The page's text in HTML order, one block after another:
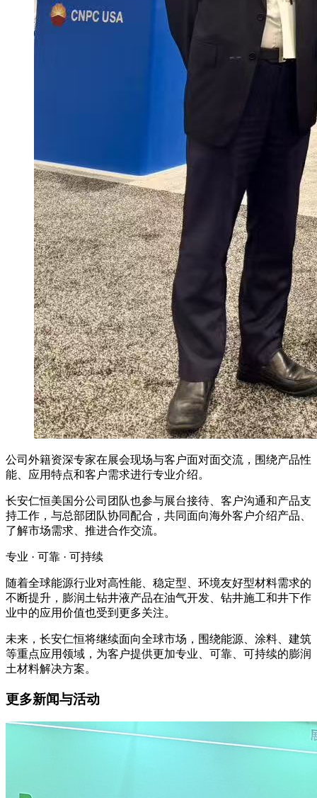
公司外籍资深专家在展会现场与客户面对面交流，围绕产品性
能、应用特点和客户需求进行专业介绍。
长安仁恒美国分公司团队也参与展台接待、客户沟通和产品支
持工作，与总部团队协同配合，共同面向海外客户介绍产品、
了解市场需求、推进合作交流。
专业 · 可靠 · 可持续
随着全球能源行业对高性能、稳定型、环境友好型材料需求的
不断提升，膨润土钻井液产品在油气开发、钻井施工和井下作
业中的应用价值也受到更多关注。
未来，长安仁恒将继续面向全球市场，围绕能源、涂料、建筑
等重点应用领域，为客户提供更加专业、可靠、可持续的膨润
土材料解决方案。
更多新闻与活动